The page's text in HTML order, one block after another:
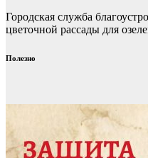
Городская служба
цветочной рассады для
Полезно